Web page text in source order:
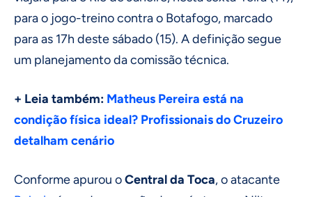
para o jogo-treino contra o Botafogo, marcado
para as 17h deste sábado (15). A definição segue
um planejamento da comissão técnica.
+ Leia também: Matheus Pereira está na
condição física ideal? Profissionais do Cruzeiro
detalham cenário
Conforme apurou oCentral da Toca, o atacante